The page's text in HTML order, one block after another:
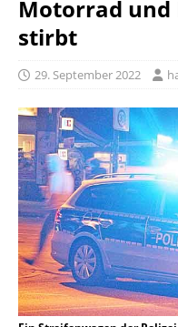
Motorrad und
stirbt
29. September 2022